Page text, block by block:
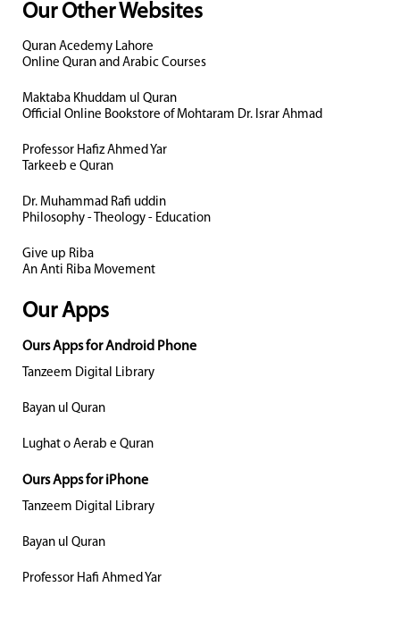
Our Other Websites
Quran Acedemy Lahore
Online Quran and Arabic Courses
Maktaba Khuddam ul Quran
Official Online Bookstore of Mohtaram Dr. Israr Ahmad
Professor Hafiz Ahmed Yar
Tarkeeb e Quran
Dr. Muhammad Rafi uddin
Philosophy - Theology - Education
Give up Riba
An Anti Riba Movement
Our Apps
Ours Apps for Android Phone
Tanzeem Digital Library
Bayan ul Quran
Lughat o Aerab e Quran
Ours Apps for iPhone
Tanzeem Digital Library
Bayan ul Quran
Professor Hafi Ahmed Yar